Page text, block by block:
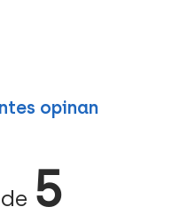
opinan
de 5